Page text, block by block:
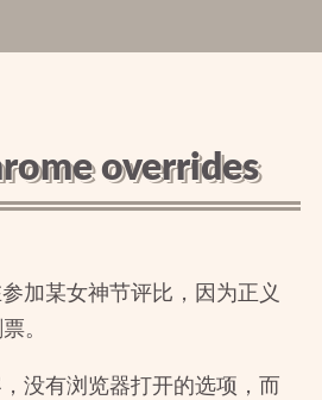
overrides
加某女神节评比，因为正义
。
没有浏览器打开的选项，而